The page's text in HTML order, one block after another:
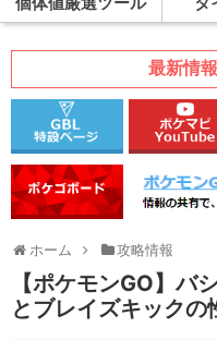
最新情
ホーム 攻略情報
【ポケモンGO】バ
とブレイズキック